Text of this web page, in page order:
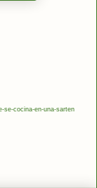
se-cocina-en-una-sarten